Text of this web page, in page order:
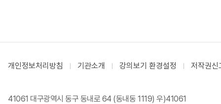
개인정보처리방침 기관소개 강의보기 환경설정 저작권신
41061 대구광역시 동구 동내로 64 (동내동 1119) 우)41061